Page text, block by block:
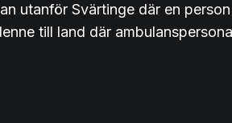
utanför Svärtinge där en
till land där